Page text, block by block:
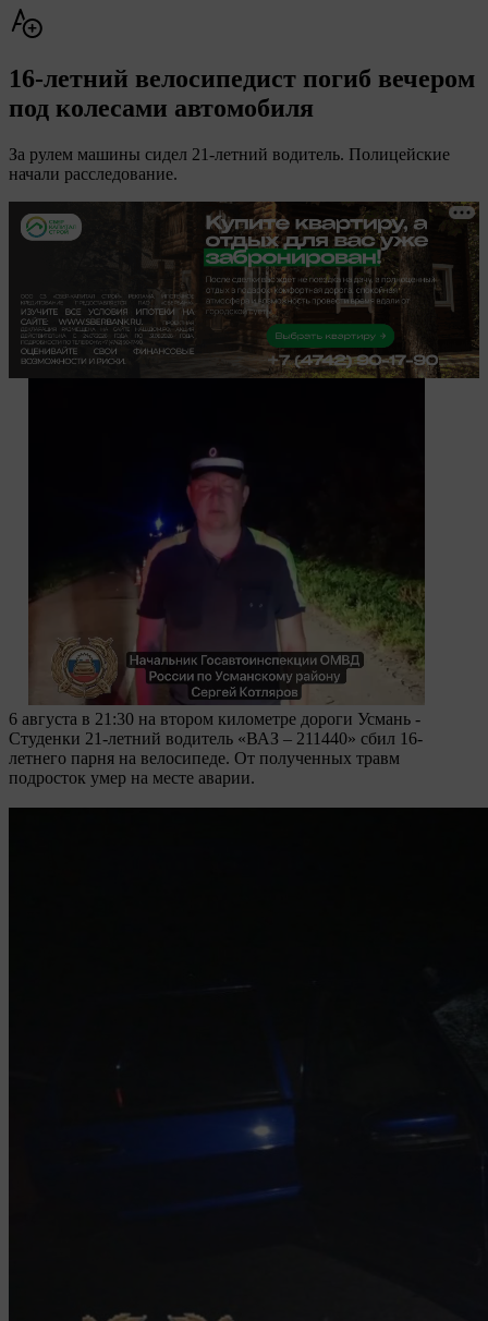
16-летний велосипедист погиб вечером
под колесами автомобиля
За рулем машины сидел 21-летний водитель. Полицейские
начали расследование.
6 августа в 21:30 на втором километре дороги Усмань -
Студенки 21-летний водитель «ВАЗ – 211440» сбил 16-
летнего парня на велосипеде. От полученных травм
подросток умер на месте аварии.